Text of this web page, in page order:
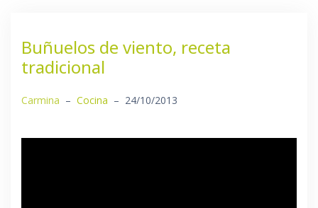
Buñuelos de viento, receta
tradicional
Carmina – Cocina – 24/10/2013